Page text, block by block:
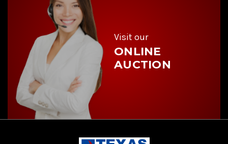
Visit our
ONLINE
AUCTION